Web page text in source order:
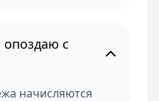
опоздаю с
начисляются